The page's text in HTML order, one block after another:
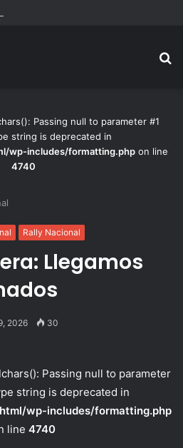
para la gran final del RallyACP
Passing null to parameter #1
string is deprecated in
wp-includes/formatting.phpon line
4740
Rally Nacional
Llegamos
2026 30
Passing null to parameter
string is deprecated in
wp-includes/formatting.php
line 4740